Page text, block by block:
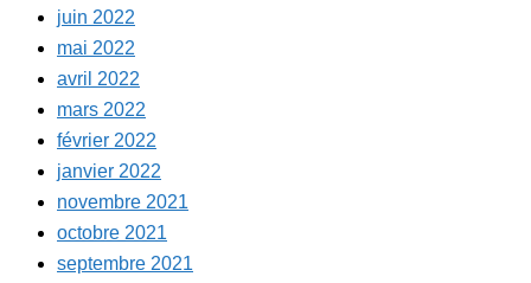
juin 2022
mai 2022
avril 2022
mars 2022
février 2022
janvier 2022
novembre 2021
octobre 2021
septembre 2021